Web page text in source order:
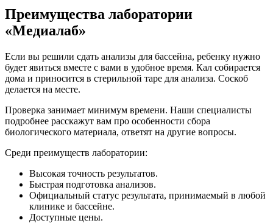
Преимущества лаборатории
«Медиалаб»
Если вы решили сдать анализы для бассейна, ребенку нужно
будет явиться вместе с вами в удобное время. Кал собирается
дома и приносится в стерильной таре для анализа. Соскоб
делается на месте.
Проверка занимает минимум времени. Наши специалисты
подробнее расскажут вам про особенности сбора
биологического материала, ответят на другие вопросы.
Среди преимуществ лаборатории:
Высокая точность результатов.
Быстрая подготовка анализов.
Официальный статус результата, принимаемый в любой
клинике и бассейне.
Доступные цены.